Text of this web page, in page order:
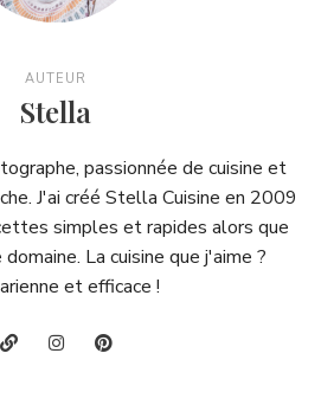
AUTEUR
Stella
passionnée de cuisine et
J'ai créé Stella Cuisine en 2009
simples et rapides alors que
La cuisine que j'aime ?
et efficace !